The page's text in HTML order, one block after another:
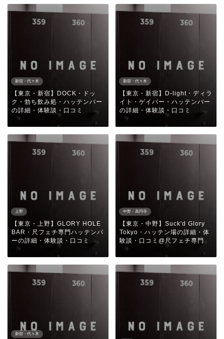
新宿・代々木
【東京・新宿】DOCK・ドッ
ク・勃ち飲み処・ハッテンバー
の詳細・体験談・口コミ
新宿・代々木
【東京・新宿】D-light・ディラ
イト・ゲイバー・ハッテンバー
の詳細・体験談・口コミ
上野
【東京・上野】GLORY HOLE
BAR・尺フェチ専門ハッテンバ
ーの詳細・体験談・口コミ
中野・高円寺
【東京・中野】Suck'd Glory
Tokyo・ハッテン場の詳細・体
験談・口コミ@尺フェチ専門
新宿・代々木